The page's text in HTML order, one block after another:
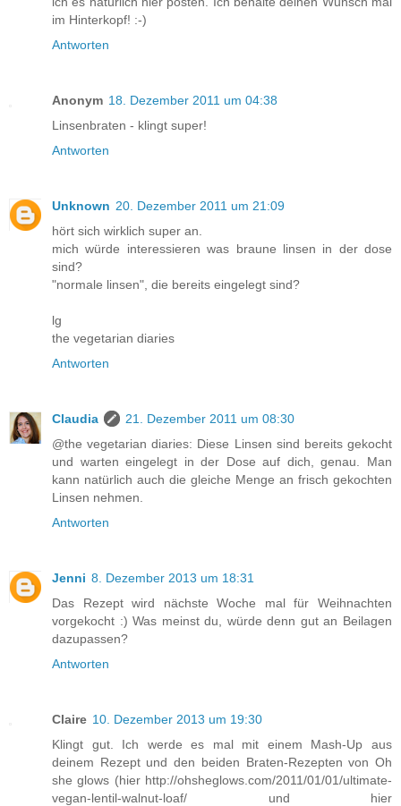
im Hinterkopf! :-)
Antworten
Anonym 18. Dezember 2011 um 04:38
Linsenbraten - klingt super!
Antworten
Unknown 20. Dezember 2011 um 21:09
hört sich wirklich super an.
mich würde interessieren was braune linsen in der dose
sind?
"normale linsen", die bereits eingelegt sind?
lg
the vegetarian diaries
Antworten
Claudia
21. Dezember 2011 um 08:30
@the vegetarian diaries: Diese Linsen sind bereits gekocht
und warten eingelegt in der Dose auf dich, genau. Man
kann natürlich auch die gleiche Menge an frisch gekochten
Linsen nehmen.
Antworten
Jenni 8. Dezember 2013 um 18:31
Das Rezept wird nächste Woche mal für Weihnachten
vorgekocht :) Was meinst du, würde denn gut an Beilagen
dazupassen?
Antworten
Claire 10. Dezember 2013 um 19:30
Klingt gut. Ich werde es mal mit einem Mash-Up aus
deinem Rezept und den beiden Braten-Rezepten von Oh
she glows (hier http://ohsheglows.com/2011/01/01/ultimate-
vegan-lentil-walnut-loaf/ und hier